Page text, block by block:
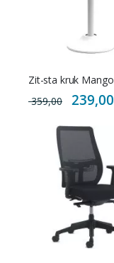
Zit-sta kruk Mango
359,00
Special
Price
239,00